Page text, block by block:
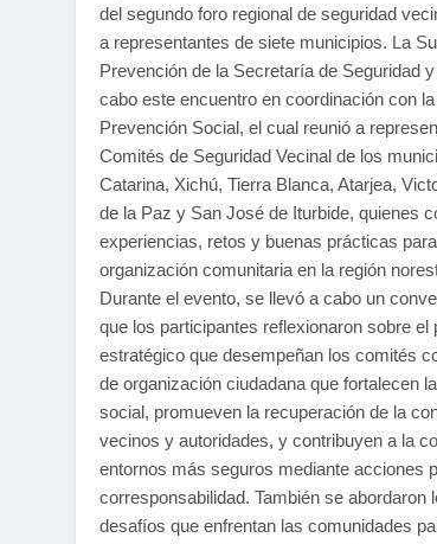
del segundo foro regional de seguridad
a representantes de siete municipios. La
Prevención de la Secretaría de Seguridad
cabo este encuentro en coordinación con
Prevención Social, el cual reunió a
Comités de Seguridad Vecinal de los
Catarina, Xichú, Tierra Blanca, Atarjea,
de la Paz y San José de Iturbide, quienes
experiencias, retos y buenas prácticas
organización comunitaria en la región
Durante el evento, se llevó a cabo un
que los participantes reflexionaron sobre el
estratégico que desempeñan los comités
de organización ciudadana que fortalecen
social, promueven la recuperación de la
vecinos y autoridades, y contribuyen a la
entornos más seguros mediante acciones
corresponsabilidad. También se abordaron
desafíos que enfrentan las comunidades